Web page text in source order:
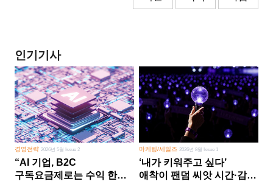
인기기사
경영전략 2026년 5월 Issue 2
“AI 기업, B2C
구독요금제로는 수익 한계
마케팅/세일즈 2026년 8월 Issue 1
‘내가 키워주고 싶다’
애착이 팬덤 씨앗 시간·감정